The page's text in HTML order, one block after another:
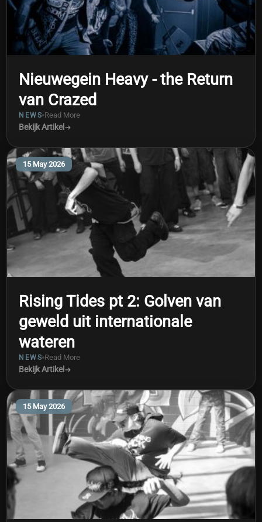
Nieuwegein Heavy - the Return
van Crazed
NEWS Read More
Bekijk Artikel
15 May 2026
Rising Tides pt 2: Golven van
geweld uit internationale
wateren
NEWS Read More
Bekijk Artikel
15 May 2026